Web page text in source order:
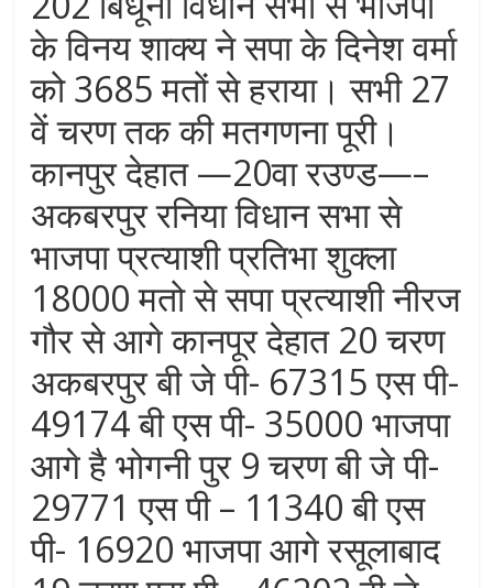
के विनय शाक्य ने सपा के दिनेश वर्मा
को 3685 मतों से हराया। सभी 27
वें चरण तक की मतगणना पूरी।
कानपुर देहात —20वा रउण्ड—–
अकबरपुर रनिया विधान सभा से
भाजपा प्रत्याशी प्रतिभा शुक्ला
18000 मतो से सपा प्रत्याशी नीरज
गौर से आगे कानपूर देहात 20 चरण
अकबरपुर बी जे पी- 67315 एस पी-
49174 बी एस पी- 35000 भाजपा
आगे है भोगनी पुर 9 चरण बी जे पी-
29771 एस पी – 11340 बी एस
पी- 16920 भाजपा आगे रसूलाबाद